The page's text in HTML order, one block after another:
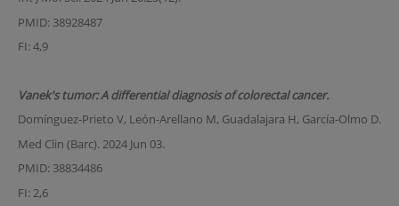
PMID: 38928487
FI: 4,9
Vanek's tumor: A differential diagnosis of colorectal cancer.
Domínguez-Prieto V, León-Arellano M, Guadalajara H, García-Olmo D.
Med Clin (Barc). 2024 Jun 03.
PMID: 38834486
FI: 2,6